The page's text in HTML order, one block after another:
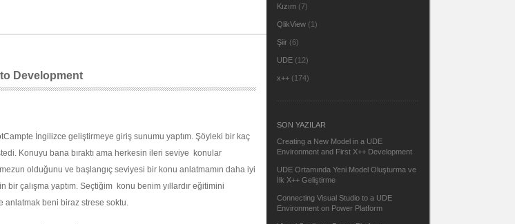
Development
İngilizce geliştirmeye giriş sunumu yaptım. Şöyleki bir kaç
Konuyu bana bıraktı ama herkesin ileri seviye konular
olduğunu ve başlangıç seviyesi bir konu anlatmamın daha iyi
çalışma yaptım. Seçtiğim konu benim yıllardır eğitimini
beni biraz strese soktu.
Kızım (7)
QlikView (1)
Şiir (6)
UDE (12)
x++ (174)
SON YAZILAR
Creating a New Model in a UDE
Environment and First X++ Development
UDE Ortamında Yeni Model Oluşturma ve
İlk X++ Geliştirme
Connecting Visual Studio to a UDE
Environment on Power Platform